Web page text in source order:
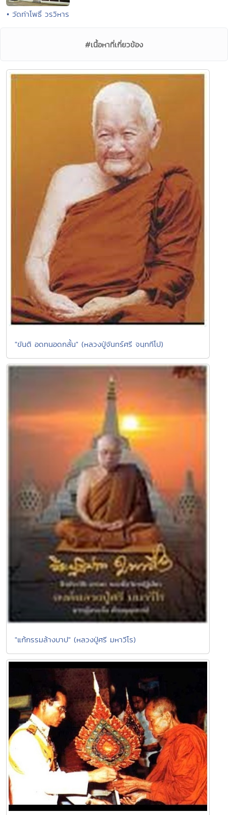
• วัดท่าโพธิ์ วรวิหาร
#เนื้อหาที่เกี่ยวข้อง
"ขันติ อดทนอดกลั้น" (หลวงปู่จันทร์ศรี จนฺททีโป)
"แก้กรรมล้างบาป" (หลวงปู่ศรี มหาวีโร)